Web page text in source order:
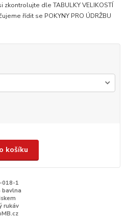
dle TABULKY VELIKOSTÍ
řídit se POKYNY PRO ÚDRŽBU
košíku
018-1
bavlna
rukáv